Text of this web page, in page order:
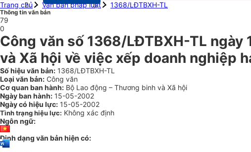
Trang chủ
Văn bản pháp luật 1368/LĐTBXH-TL
Thông tin văn bản
79
0
Công văn số 1368/LĐTBXH-TL
và Xã hội về việc xếp doanh nghiệp
Số hiệu văn bản: 1368/LĐTBXH-TL
Loại văn bản: Công văn
Cơ quan ban hành: Bộ Lao động – Thương binh và Xã hội
Ngày ban hành: 15-05-2002
Ngày có hiệu lực: 15-05-2002
Tình trạng hiệu lực: Không xác định
Ngôn ngữ:
Định dạng văn bản hiện có: